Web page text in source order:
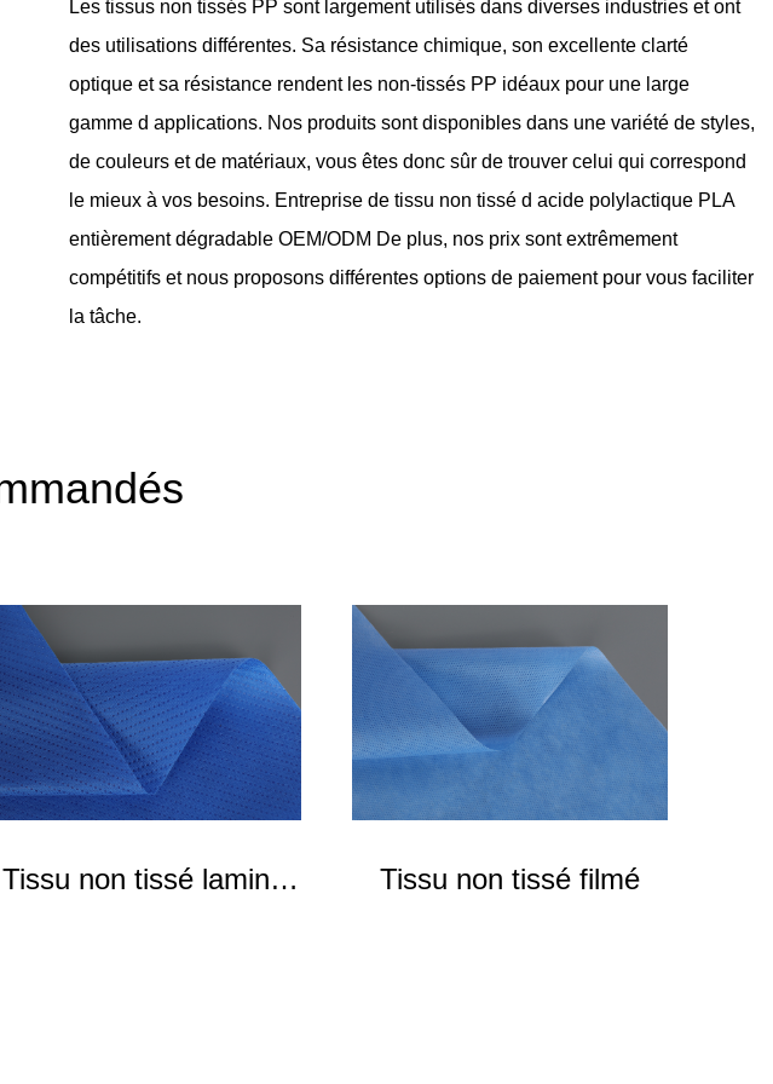
Les tissus non tissés PP sont largement utilisés dans diverses industries et ont
des utilisations différentes. Sa résistance chimique, son excellente clarté
optique et sa résistance rendent les non-tissés PP idéaux pour une large
gamme d applications. Nos produits sont disponibles dans une variété de styles,
de couleurs et de matériaux, vous êtes donc sûr de trouver celui qui correspond
le mieux à vos besoins. Entreprise de tissu non tissé d acide polylactique PLA
entièrement dégradable OEM/ODM De plus, nos prix sont extrêmement
compétitifs et nous proposons différentes options de paiement pour vous faciliter
la tâche.
Tissu non tissé laminé
Tissu non tissé filmé